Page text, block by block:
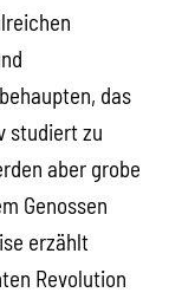
das
studiert zu
aber grobe
Genossen
erzählt
Revolution